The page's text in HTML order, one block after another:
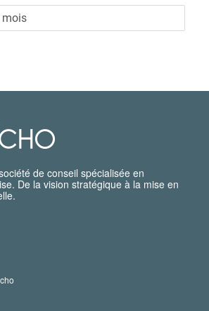
de conseil spécialisée en
De la vision stratégique à la mise en